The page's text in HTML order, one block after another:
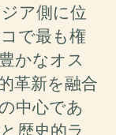
ア側に位
で最も権
かなオス
革新を融合
中心であ